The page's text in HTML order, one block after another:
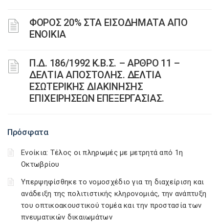
ΦΟΡΟΣ 20% ΣΤΑ ΕΙΣΟΔΗΜΑΤΑ ΑΠΟ
ΕΝΟΙΚΙΑ
Π.Δ. 186/1992 Κ.Β.Σ. – ΑΡΘΡΟ 11 –
ΔΕΛΤΙΑ ΑΠΟΣΤΟΛΗΣ. ΔΕΛΤΙΑ
ΕΣΩΤΕΡΙΚΗΣ ΔΙΑΚΙΝΗΣΗΣ
ΕΠΙΧΕΙΡΗΣΕΩΝ ΕΠΕΞΕΡΓΑΣΙΑΣ.
Πρόσφατα
Ενοίκια: Τέλος οι πληρωμές με μετρητά από 1η
Οκτωβρίου
Υπερψηφίσθηκε το νομοσχέδιο για τη διαχείριση και
ανάδειξη της πολιτιστικής κληρονομιάς, την ανάπτυξη
του οπτικοακουστικού τομέα και την προστασία των
πνευματικών δικαιωμάτων